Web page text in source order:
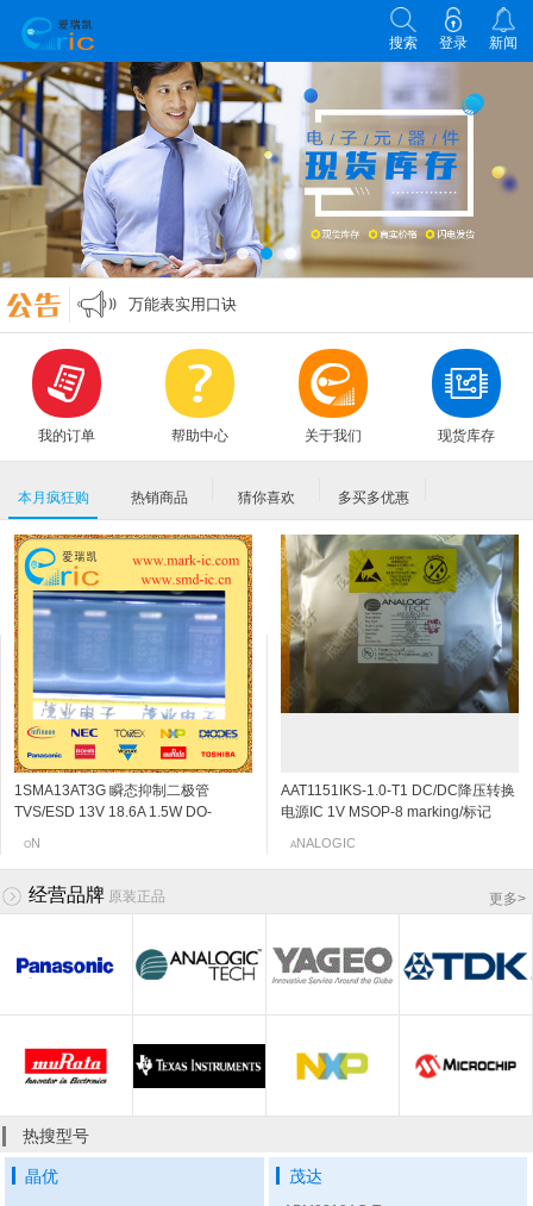
新闻
登录
搜索
各类电子元器件选型原则
零欧姆电阻的作用
万能表实用口诀
各类电子元器件选型原则
零欧姆电阻的作用
我的订单 帮助中心 关于我们 现货库存
本月疯狂购 热销商品 猜你喜欢 多买多优惠
1SMA13AT3G 瞬态抑制二极管
TVS/ESD 13V 18.6A 1.5W DO-
ON
AAT1151IKS-1.0-T1 DC/DC降压转换
电源IC 1V MSOP-8 marking/标记
ANALOGIC
2SC5108-Y NPN三极管 20V 30mA
6Ghz 120~240 SOT-523/SSM
TOSHIBA
2SC4666 NPN三极管 50V
150mA/0.15A 250MHz 600~3600
TOSHIBA
KST4125 PNP三极管 -30V
-200mA/-0.2A 200MHz 50~150
KEC
KST42 NPN三极管 300V
500mA/0.5A 50MHz 40 500mV/0.5V
SAMSUNG
2SK3230 N沟道结型场效应管 20v
0.06~0.11mA SOT-523 marking/标记
NEC
2SK198-Q N沟道结型场效应管 30v
2~6mA SOT-23 marking/标记 10Q 低
Panasonic
更多>
经营品牌 原装正品
热搜型号
晶优 茂达